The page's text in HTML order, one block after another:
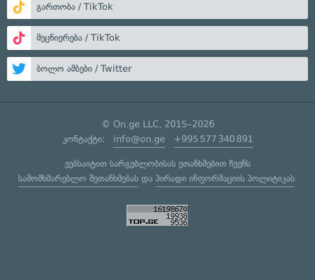
გართობა / TikTok
მეცნიერება / TikTok
ბოლო ამბები / Twitter
© On.ge LLC, 2015–2026
კონტაქტი: info@on.ge +995 577 340 891
ვებსაიტით სარგებლობისას ეთანხმებით ჩვენს
სამომხმარებლო შეთანხმებასდა პირადი ინფორმაციის პოლიტიკას.